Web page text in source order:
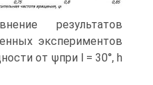
результатов
экспериментов
от ψпри l = 30°, h